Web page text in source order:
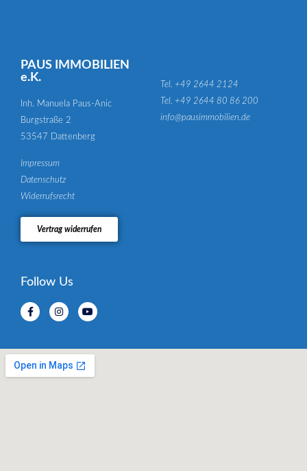
PAUS IMMOBILIEN
e.K.
Inh. Manuela Paus-Anic
Burgstraße 2
53547 Dattenberg
Tel. +49 2644 2124
Tel. +49 2644 80 86 200
info@pausimmobilien.de
Impressum
Datenschutz
Widerrufsrecht
Vertrag widerrufen
Follow Us